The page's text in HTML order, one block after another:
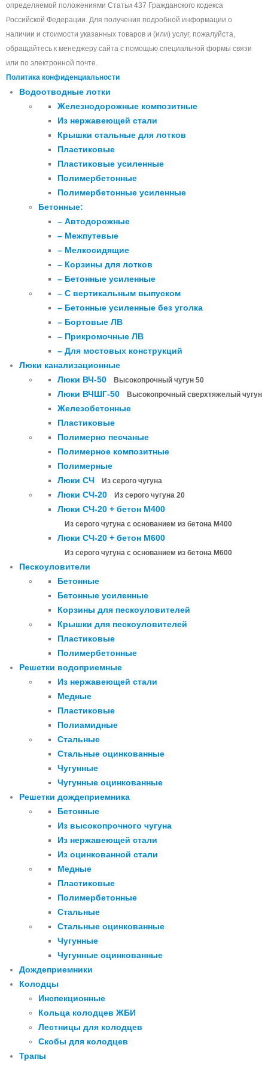
определяемой положениями Статьи 437 Гражданского кодекса
Российской Федерации. Для получения подробной информации о
наличии и стоимости указанных товаров и (или) услуг, пожалуйста,
обращайтесь к менеджеру сайта с помощью специальной формы связи
или по электронной почте.
Политика конфиденциальности
Водоотводные лотки
Железнодорожные композитные
Из нержавеющей стали
Крышки стальные для лотков
Пластиковые
Пластиковые усиленные
Полимербетонные
Полимербетонные усиленные
Бетонные:
– Автодорожные
– Межпутевые
– Мелкосидящие
– Корзины для лотков
– Бетонные усиленные
– С вертикальным выпуском
– Бетонные усиленные без уголка
– Бортовые ЛВ
– Прикромочные ЛВ
– Для мостовых конструкций
Люки канализационные
Люки ВЧ-50
Высокопрочный чугун 50
Люки ВЧШГ-50 Высокопрочный сверхтяжелый чугун
Железобетонные
Пластиковые
Полимерно песчаные
Полимерное композитные
Полимерные
Люки СЧ
Из серого чугуна
Люки СЧ-20 Из серого чугуна 20
Люки СЧ-20 + бетон М400
Из серого чугуна с основанием из бетона М400
Люки СЧ-20 + бетон М600
Из серого чугуна с основанием из бетона М600
Пескоуловители
Бетонные
Бетонные усиленные
Корзины для пескоуловителей
Крышки для пескоуловителей
Пластиковые
Полимербетонные
Решетки водоприемные
Из нержавеющей стали
Медные
Пластиковые
Полиамидные
Стальные
Стальные оцинкованные
Чугунные
Чугунные оцинкованные
Решетки дождеприемника
Бетонные
Из высокопрочного чугуна
Из нержавеющей стали
Из оцинкованной стали
Медные
Пластиковые
Полимербетонные
Стальные
Стальные оцинкованные
Чугунные
Чугунные оцинкованные
Дождеприемники
Колодцы
Инспекционные
Кольца колодцев ЖБИ
Лестницы для колодцев
Скобы для колодцев
Трапы